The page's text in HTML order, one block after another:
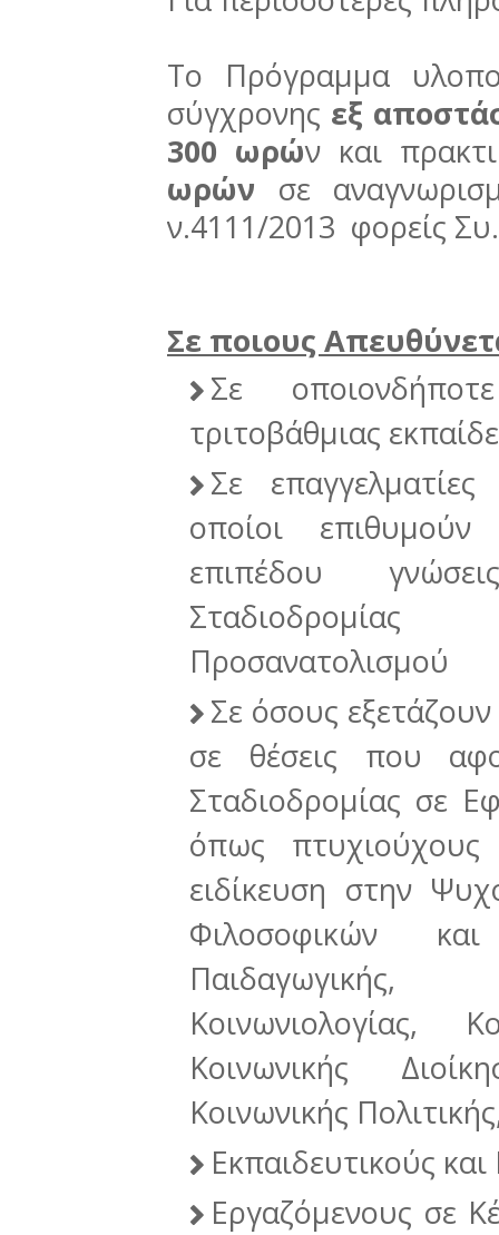
Το Πρόγραμμα
σύγχρονης εξ
300 ωρών και
ωρών σε
ν.4111/2013 φορείς
Σε ποιους
Σε
τριτοβάθμιας
Σε
οποίοι
επιπέδου
Προσανατολισμού
Σε όσους
σε θέσεις που
Σταδιοδρομίας σε
όπως
ειδίκευση στην
Φιλοσοφικών
Παιδαγωγικής,
Κοινωνιολογίας,
Κοινωνικής
Κοινωνικής
Εκπαιδευτικούς
Εργαζόμενους σε